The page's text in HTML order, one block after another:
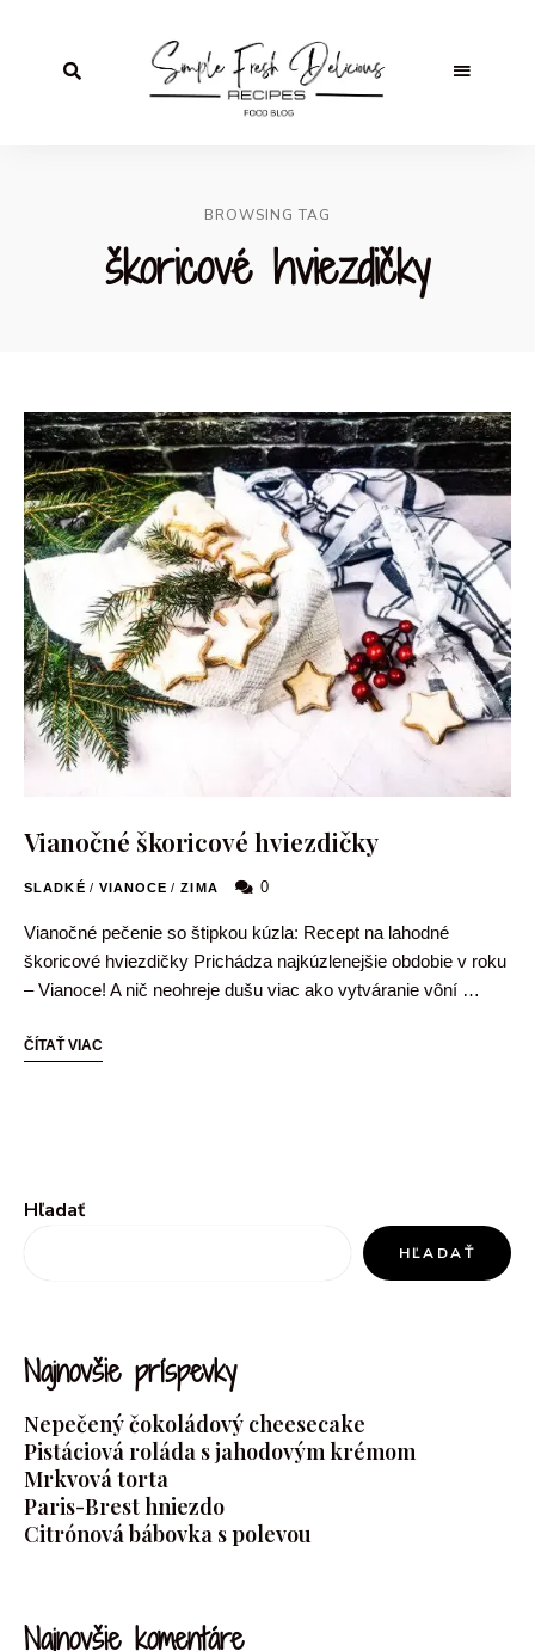
BROWSING TAG
škoricové hviezdičky
Vianočné škoricové hviezdičky
SLADKÉ / VIANOCE / ZIMA 0
Vianočné pečenie so štipkou kúzla: Recept na lahodné
škoricové hviezdičky Prichádza najkúzlenejšie obdobie v roku
– Vianoce! A nič neohreje dušu viac ako vytváranie vôní …
ČÍTAŤ VIAC
Hľadať
HĽADAŤ
Najnovšie príspevky
Nepečený čokoládový cheesecake
Pistáciová roláda s jahodovým krémom
Mrkvová torta
Paris-Brest hniezdo
Citrónová bábovka s polevou
Najnovšie komentáre